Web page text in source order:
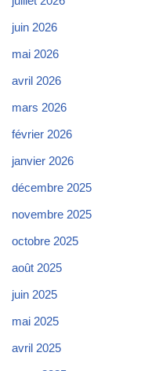
juin 2026
mai 2026
avril 2026
mars 2026
février 2026
janvier 2026
décembre 2025
novembre 2025
octobre 2025
août 2025
juin 2025
mai 2025
avril 2025